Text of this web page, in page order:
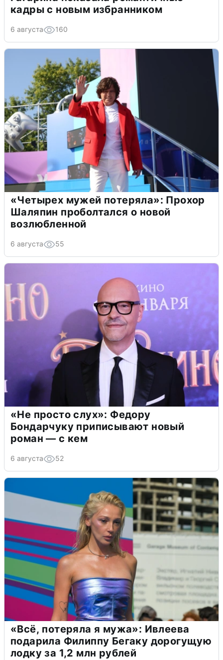
кадры с новым избранником
6 августа 160
«Четырех мужей потеряла»: Прохор
Шаляпин проболтался о новой
возлюбленной
6 августа 55
«Не просто слух»: Федору
Бондарчуку приписывают новый
роман — с кем
6 августа 52
«Всё, потеряла я мужа»: Ивлеева
подарила Филиппу Бегаку дорогущую
лодку за 1,2 млн рублей